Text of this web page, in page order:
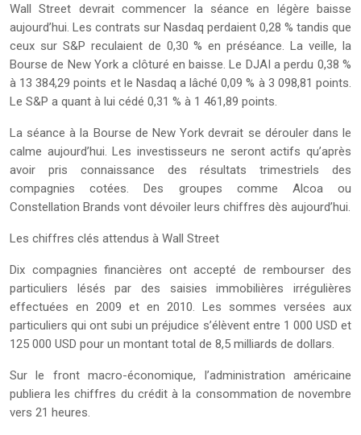
Wall Street devrait commencer la séance en légère baisse
aujourd’hui. Les contrats sur Nasdaq perdaient 0,28 % tandis que
ceux sur S&P reculaient de 0,30 % en préséance. La veille, la
Bourse de New York a clôturé en baisse. Le DJAI a perdu 0,38 %
à 13 384,29 points et le Nasdaq a lâché 0,09 % à 3 098,81 points.
Le S&P a quant à lui cédé 0,31 % à 1 461,89 points.
La séance à la Bourse de New York devrait se dérouler dans le
calme aujourd’hui. Les investisseurs ne seront actifs qu’après
avoir pris connaissance des résultats trimestriels des
compagnies cotées. Des groupes comme Alcoa ou
Constellation Brands vont dévoiler leurs chiffres dès aujourd’hui.
Les chiffres clés attendus à Wall Street
Dix compagnies financières ont accepté de rembourser des
particuliers lésés par des saisies immobilières irrégulières
effectuées en 2009 et en 2010. Les sommes versées aux
particuliers qui ont subi un préjudice s’élèvent entre 1 000 USD et
125 000 USD pour un montant total de 8,5 milliards de dollars.
Sur le front macro-économique, l’administration américaine
publiera les chiffres du crédit à la consommation de novembre
vers 21 heures.